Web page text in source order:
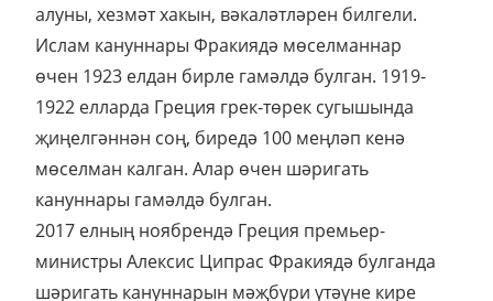
алуны, хезмәт хакын, вәкаләтләрен билгели.
Ислам кануннары Фракиядә мөселманнар
өчен 1923 елдан бирле гамәлдә булган. 1919-
1922 елларда Греция грек-төрек сугышында
җиңелгәннән соң, биредә 100 меңләп кенә
мөселман калган. Алар өчен шәригать
кануннары гамәлдә булган.
2017 елның ноябрендә Греция премьер-
министры Алексис Ципрас Фракиядә булганда
шәригать кануннарын мәҗбүри үтәүне кире